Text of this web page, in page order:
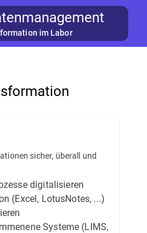
im Labor
sicher, überall und
digitalisieren
(Excel, LotusNotes, ...)
Systeme (LIMS,